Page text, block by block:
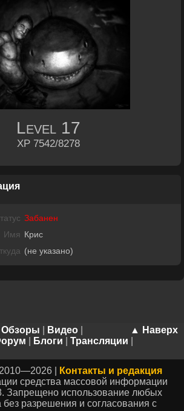
Level 17
XP 7542/8278
Забанен
Имя Крис
(не указано)
▲ Наверх
Обзоры Видео
Блоги Трансляции
|
Контакты и редакция
средства массовой информации
использование любых
без разрешения и согласования с